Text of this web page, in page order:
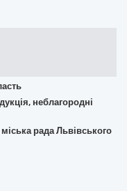
неблагородні
рада Львівського